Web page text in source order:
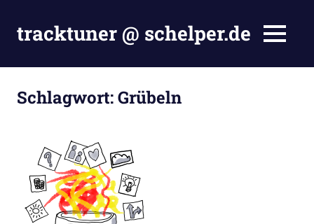
Inhalt
springen
tracktuner @ schelper.de
is
my
Hahahaha.
MENÜ
Schlagwort:Grübeln